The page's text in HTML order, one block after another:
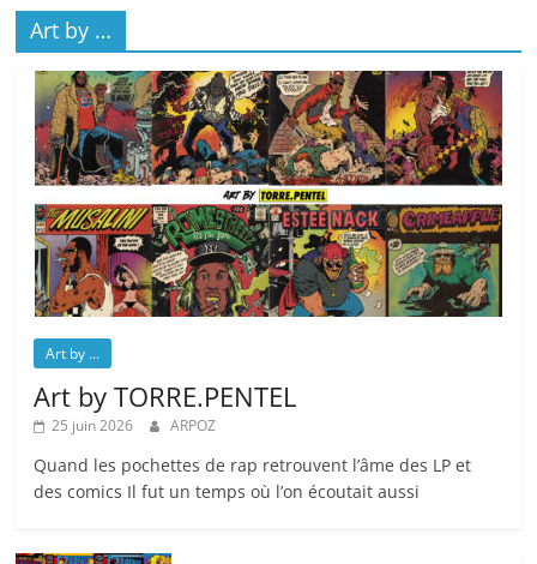
Art by …
Art by ...
Art by TORRE.PENTEL
25 juin 2026 ARPOZ
Quand les pochettes de rap retrouvent l’âme des LP et
des comics Il fut un temps où l’on écoutait aussi